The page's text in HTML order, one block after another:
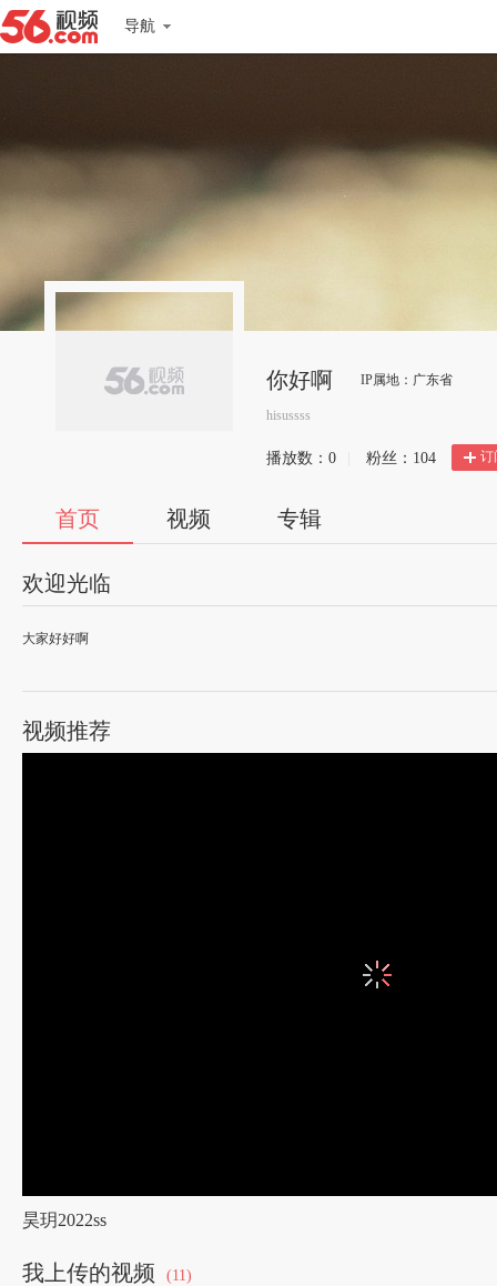
导航
你好啊 IP属地：广东省
hisussss
播放数： 0 粉丝： 104 订
首页 视频 专辑
欢迎光临
大家好好啊
视频推荐
昊玥2022ss
我上传的视频 (11)